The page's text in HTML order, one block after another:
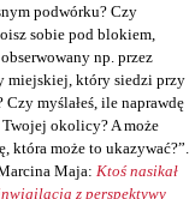
podwórku? Czy
sobie pod blokiem,
np. przez
miejskiej, który siedzi przy
myślałeś, ile naprawdę
okolicy? A może
która może to ukazywać?”.
Maja: Ktoś nasikał
z perspektywy